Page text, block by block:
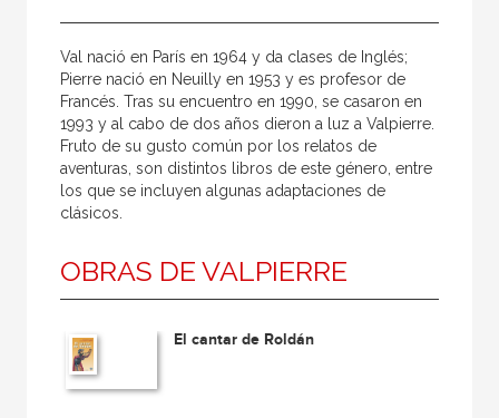
Coordinador
Editora
Escritor
Ilustrador
Prologuista
Traductor
Traductora
Val nació en París en 1964 y da clases de Inglés;
Pierre nació en Neuilly en 1953 y es profesor de
Francés. Tras su encuentro en 1990, se casaron en
1993 y al cabo de dos años dieron a luz a Valpierre.
Fruto de su gusto común por los relatos de
aventuras, son distintos libros de este género, entre
los que se incluyen algunas adaptaciones de
clásicos.
OBRAS DE VALPIERRE
El cantar de Roldán